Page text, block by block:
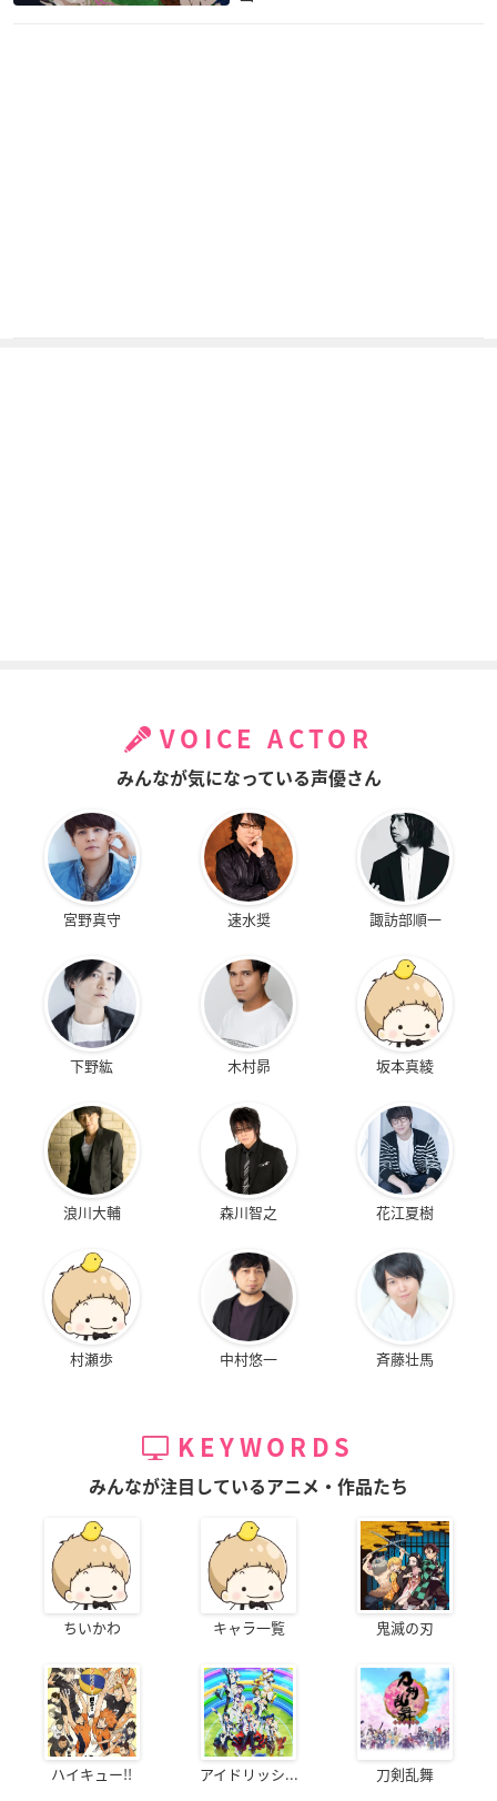
VOICE ACTOR
みんなが気になっている声優さん
宮野真守 速水奨 諏訪部順一
下野紘 木村昴 坂本真綾
浪川大輔 森川智之 花江夏樹
村瀬歩 中村悠一 斉藤壮馬
KEYWORDS
みんなが注目しているアニメ・作品たち
ちいかわ キャラ一覧 鬼滅の刃
ハイキュー!! アイドリッシ... 刀剣乱舞